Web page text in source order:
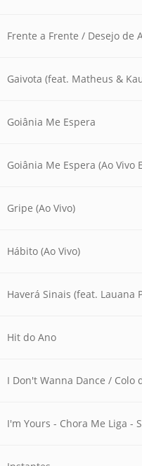
Frente a Frente / Desejo de
Gaivota (feat. Matheus &
Goiânia Me Espera
Goiânia Me Espera (Ao Vivo
Gripe (Ao Vivo)
Hábito (Ao Vivo)
Haverá Sinais (feat. Lauana
Hit do Ano
I'm Yours - Chora Me Liga -